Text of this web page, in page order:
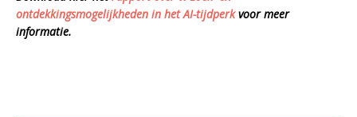
ontdekkingsmogelijkheden in het AI-tijdperkvoor meer
informatie.